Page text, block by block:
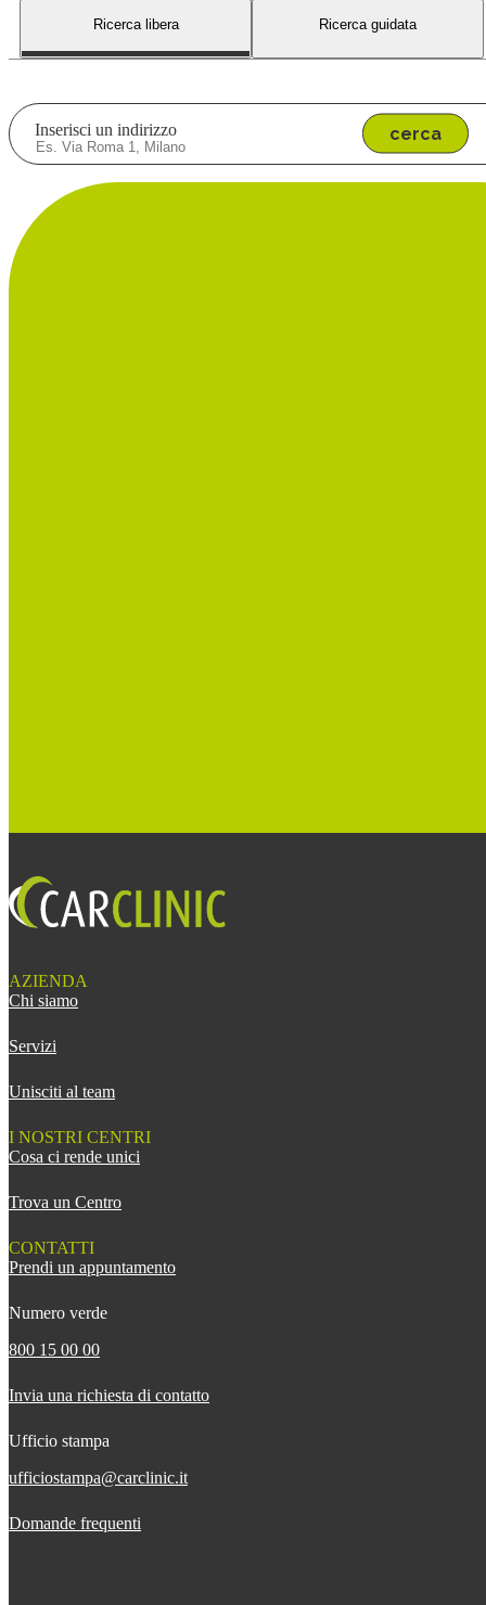
Ricerca libera Ricerca guidata
Inserisci un indirizzo cerca
AZIENDA
Chi siamo
Servizi
Unisciti al team
I NOSTRI CENTRI
Cosa ci rende unici
Trova un Centro
CONTATTI
Prendi un appuntamento
Numero verde
800 15 00 00
Invia una richiesta di contatto
Ufficio stampa
ufficiostampa@carclinic.it
Domande frequenti